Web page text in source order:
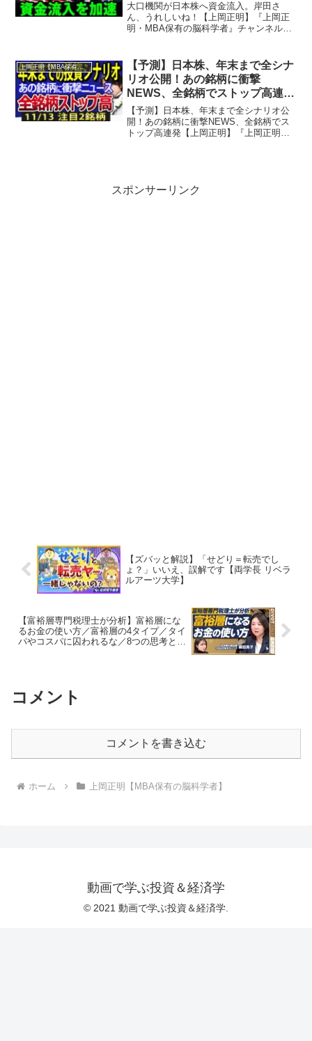
大口機関が日本株へ資金流入。岸田さ
ん、うれしいね！【上岡正明】『上岡正
明・MBA保有の脳科学者』チャンネルで
歩抜きん出たい人のための番組。MBA保
有の脳科学者で累計55万...
上岡正明【MBA保有の脳科学者】
【予測】日本株、年末まで全シナ
リオ公開！あの銘柄に衝撃
NEWS、全銘柄でストップ高連発
【上岡正明】
【予測】日本株、年末まで全シナリオ公
開！あの銘柄に衝撃NEWS、全銘柄でス
トップ高連発【上岡正明】『上岡正明・
スポンサーリンク
【ズバッと解説】「せどり＝転売でし
ょ？」いいえ、誤解です【両学長 リベラ
ルアーツ大学】
【富裕層専門税理士が分析】富裕層にな
るお金の使い方／富裕層の4タイプ／タイ
パやコスパに囚われるな／8つの思考と習
コメント
コメントを書き込む
ホーム 上岡正明【MBA保有の脳科学者】
動画で学ぶ投資＆経済学
© 2021 動画で学ぶ投資＆経済学.